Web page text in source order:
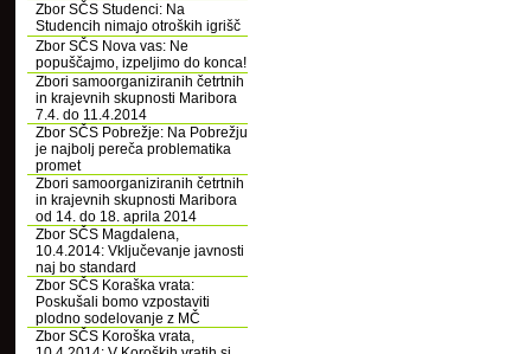
Zbor SČS Studenci: Na
Studencih nimajo otroških igrišč
Zbor SČS Nova vas: Ne
popuščajmo, izpeljimo do konca!
Zbori samoorganiziranih četrtnih
in krajevnih skupnosti Maribora
7.4. do 11.4.2014
Zbor SČS Pobrežje: Na Pobrežju
je najbolj pereča problematika
promet
Zbori samoorganiziranih četrtnih
in krajevnih skupnosti Maribora
od 14. do 18. aprila 2014
Zbor SČS Magdalena,
10.4.2014: Vključevanje javnosti
naj bo standard
Zbor SČS Koraška vrata:
Poskušali bomo vzpostaviti
plodno sodelovanje z MČ
Zbor SČS Koroška vrata,